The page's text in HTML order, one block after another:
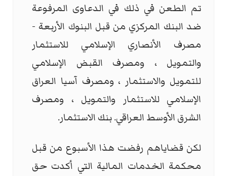
تم الطعن في ذلك في الدعاوى المرفوعة
ضد البنك المركزي من قبل البنوك الأربعة -
مصرف الأنصاري الإسلامي للاستثمار
والتمويل ، ومصرف القبض الإسلامي
للتمويل والاستثمار ، ومصرف آسيا العراق
الإسلامي للاستثمار والتمويل ، ومصرف
الشرق الأوسط العراقي. بنك الاستثمار.
لكن قضاياهم رفضت هذا الأسبوع من قبل
محكمة الخدمات المالية التي أكدت حق